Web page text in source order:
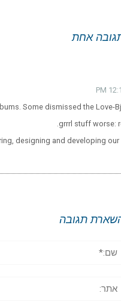
אחת
Some dismissed the Love-
grrrl stuff worse:
designing and developing our
תגובה